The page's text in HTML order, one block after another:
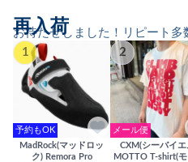
お待たせしました！リピート多
再入荷
1
予約もOK
MadRock(マッドロッ
ク) Remora Pro
2
メール便
CXM(シーバイエ
MOTTO T-shirt(モ